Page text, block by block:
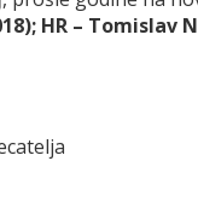
HR – Tomislav